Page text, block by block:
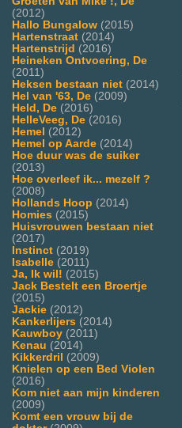
(2012)
Hallo Bungalow (2015)
Hartenstraat (2014)
Hartenstrijd (2016)
Heineken Ontvoering, De
(2011)
Heksen bestaan niet (2014)
Hel van '63, De (2009)
Held, De (2016)
HelleVeeg, De (2016)
Hemel (2012)
Hemel op Aarde (2014)
Hoe duur was de suiker
(2013)
Hoe overleef ik... mezelf ?
(2008)
Hollands Hoop (2014)
Homies (2015)
Huisvrouwen bestaan niet
(2017)
Instinct (2019)
Isabelle (2011)
Ja, Ik wil! (2015)
Jack Bestelt een Broertje
(2015)
Jackie (2012)
Kankerlijers (2014)
Kauwboy (2011)
Kenau (2014)
Kikkerdril (2009)
Knielen op een Bed Violen
(2016)
Kom niet aan mijn kinderen
(2009)
Komt een vrouw bij de